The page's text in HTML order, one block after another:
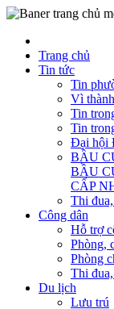
Trang chủ
Tin tức
Tin
Vì
Tin
Tin
Đại hội
BẦU
BẦU
CẤP
Thi
Công dân
Hỗ trợ
Phòng,
Phòng
Thi
Du lịch
Lưu trú